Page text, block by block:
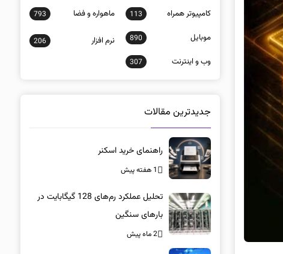
كامپيوتر همراه 113 ماهواره و فضا 793
موبايل 890 نرم افزار 206
وب و اينترنت 307
جدیدترین مقالات
راهنمای خرید اسکنر
1 هفته پیش
تحلیل عملکرد رم‌های 128 گیگابایت در
بارهای سنگین
2 ماه پیش